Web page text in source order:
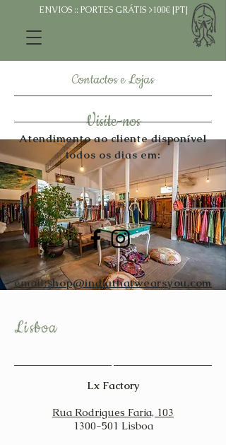
ENVIOS :: PORTES GRÁTIS >100€ [PT]
Visite-nos
Lisboa
Lx Factory
Rua Rodrigues Faria, 103
1300-501 Lisboa
Contactos e Lojas
Atendimento ao clientedisponível
todos os diasem:
email:shop@indiathatwearsyou.com